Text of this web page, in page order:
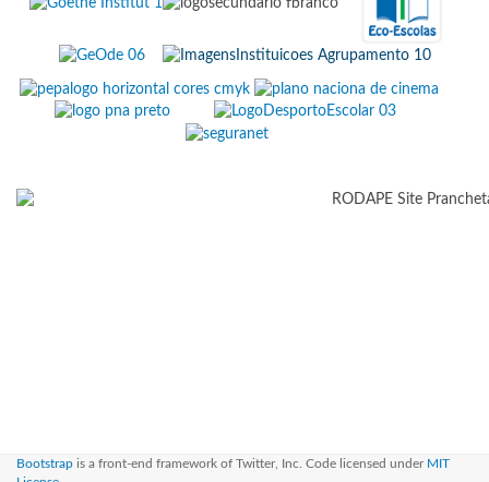
Bootstrap is a front-end framework of Twitter, Inc. Code licensed under MIT